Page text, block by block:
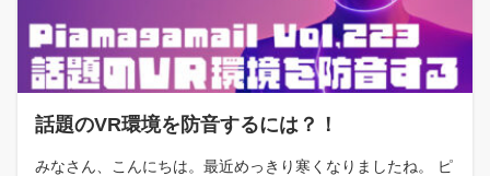
話題のVR環境を防音するには？！
みなさん、こんにちは。最近めっきり寒くなりましたね。 ピ